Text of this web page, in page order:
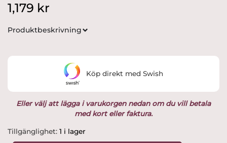
1,179 kr
Produktbeskrivning
Eller välj att lägga i varukorgen nedan om du vill betala
med kort eller faktura.
Tillgänglighet: 1 i lager
Arabia
Köp direkt med Swish